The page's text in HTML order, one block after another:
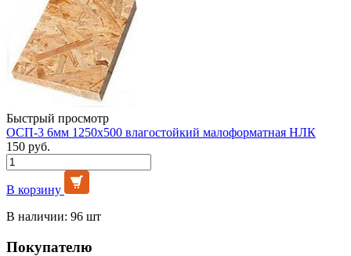
Быстрый просмотр
ОСП-3 6мм 1250х500 влагостойкий малоформатная НЛК
150 руб.
В корзину
В наличии: 96 шт
Покупателю